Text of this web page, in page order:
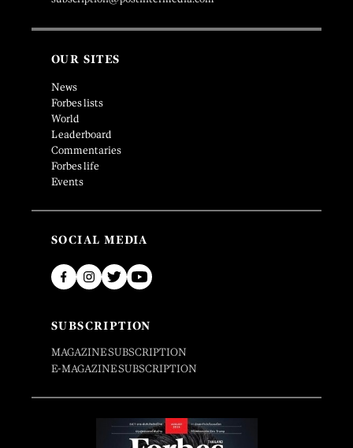
OUR SITES
News
Forbes lists
World
Leaderboard
Commentaries
Forbes life
Events
SOCIAL MEDIA
SUBSCRIPTION
MAGAZINE SUBSCRIPTION
E-MAGAZINE SUBSCRIPTION